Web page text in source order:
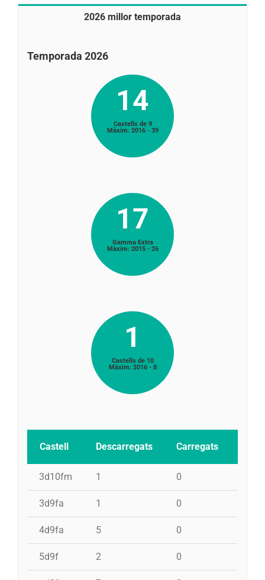
2026 millor temporada
Temporada 2026
14
Castells de 9
Màxim: 2016 - 39
17
Gamma Extra
Màxim: 2015 - 26
1
Castells de 10
Màxim: 2016 - 8
Castell Descarregats Carregats
3d10fm 1 0
3d9fa 1 0
4d9fa 5 0
5d9f 2 0